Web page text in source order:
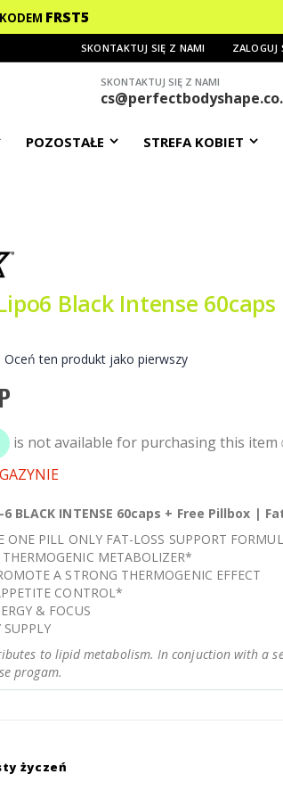
FRST5
SKONTAKTUJ SIĘ Z NAMI ZALOGUJ
SKONTAKTUJ SIĘ Z NAMI
POZOSTAŁE STREFA KOBIET
Black Intense 60caps
Oceń ten produkt jako pierwszy
6 BLACK INTENSE 60caps + Free Pillbox |
ONE PILL ONLY FAT-LOSS SUPPORT
METABOLIZER*
A STRONG THERMOGENIC EFFECT
CONTROL*
& FOCUS
to lipid metabolism. In conjuction with a
progam.
życzeń